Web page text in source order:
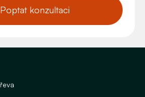
Poptat konzultaci